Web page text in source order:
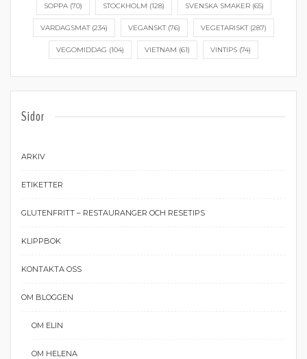
SOPPA(70) STOCKHOLM (128) SVENSKA SMAKER(65)
VARDAGSMAT(234) VEGANSKT(76) VEGETARISKT(287)
VEGOMIDDAG (104) VIETNAM (61) VINTIPS (74)
Sidor
ARKIV
ETIKETTER
GLUTENFRITT – RESTAURANGER OCH RESETIPS
KLIPPBOK
KONTAKTA OSS
OM BLOGGEN
OM ELIN
OM HELENA